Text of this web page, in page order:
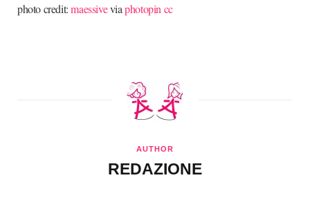
photo credit:maessiveviaphotopin cc
AUTHOR
REDAZIONE